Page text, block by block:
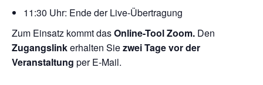
11:30 Uhr: Ende der Live-Übertragung
Zum Einsatz kommt dasOnline-Tool Zoom. Den
Zugangslinkerhalten Siezwei Tage vor der
Veranstaltung per E-Mail.